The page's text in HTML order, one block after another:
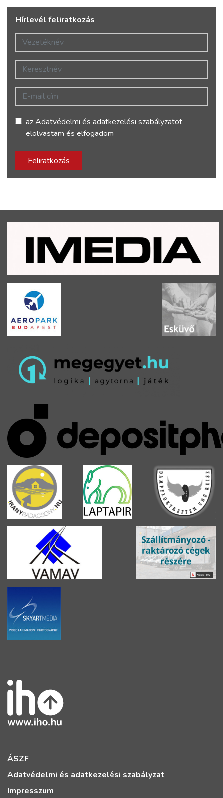
Hírlevél feliratkozás
Vezetéknév
Keresztnév
E-mail cím
azAdatvédelmi és adatkezelési szabályzatot
elolvastam és elfogadom
Feliratkozás
ÁSZF
Adatvédelmi és adatkezelési szabályzat
Impresszum